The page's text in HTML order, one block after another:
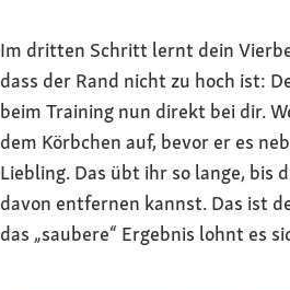
Im dritten Schritt lernt dein
dass der Rand nicht zu hoch ist:
beim Training nun direkt bei dir.
dem Körbchen auf, bevor er es
Liebling. Das übt ihr so lange, bis
davon entfernen kannst. Das ist
das „saubere“ Ergebnis lohnt es